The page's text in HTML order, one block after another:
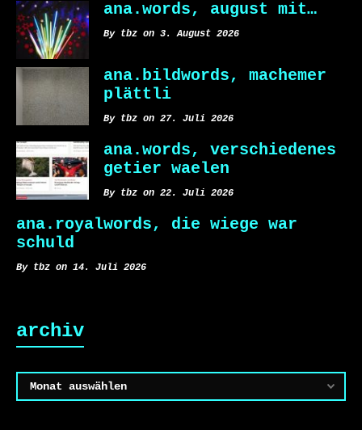
ana.words, august mit…
By tbz on 3. August 2026
ana.bildwords, machemer
plättli
By tbz on 27. Juli 2026
ana.words, verschiedenes
getier waelen
By tbz on 22. Juli 2026
ana.royalwords, die wiege war
schuld
By tbz on 14. Juli 2026
archiv
Archiv